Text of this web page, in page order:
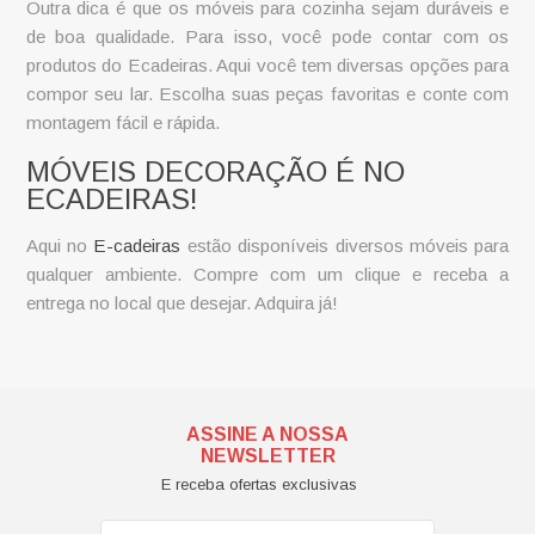
Outra dica é que os móveis para cozinha sejam duráveis e
de boa qualidade. Para isso, você pode contar com os
produtos do Ecadeiras. Aqui você tem diversas opções para
compor seu lar. Escolha suas peças favoritas e conte com
montagem fácil e rápida.
MÓVEIS DECORAÇÃO É NO
ECADEIRAS!
Aqui no E-cadeiras estão disponíveis diversos móveis para
qualquer ambiente. Compre com um clique e receba a
entrega no local que desejar. Adquira já!
ASSINE A NOSSA
NEWSLETTER
E receba ofertas exclusivas